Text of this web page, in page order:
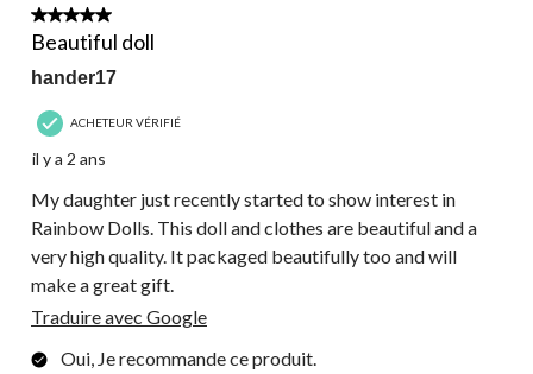
15
commentaire.
5 étoile(s) sur 5.
Beautiful doll
hander17
ACHETEUR VÉRIFIÉ
il y a 2 ans
My daughter just recently started to show interest in
Rainbow Dolls. This doll and clothes are beautiful and a
very high quality. It packaged beautifully too and will
make a great gift.
Traduire avec Google
Oui, Je recommande ce produit.